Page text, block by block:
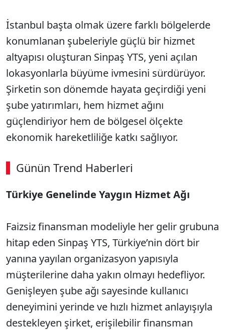
İstanbul başta olmak üzere farklı bölgelerde
konumlanan şubeleriyle güçlü bir hizmet
altyapısı oluşturan Sinpaş YTS, yeni açılan
lokasyonlarla büyüme ivmesini sürdürüyor.
Şirketin son dönemde hayata geçirdiği yeni
şube yatırımları, hem hizmet ağını
güçlendiriyor hem de bölgesel ölçekte
ekonomik hareketliliğe katkı sağlıyor.
Günün Trend Haberleri
SÖZCÜ SON DAKİKA
Türkiye Genelinde Yaygın Hizmet Ağı
Faizsiz finansman modeliyle her gelir grubuna
hitap eden Sinpaş YTS, Türkiye’nin dört bir
yanına yayılan organizasyon yapısıyla
müşterilerine daha yakın olmayı hedefliyor.
Genişleyen şube ağı sayesinde kullanıcı
deneyimini yerinde ve hızlı hizmet anlayışıyla
destekleyen şirket, erişilebilir finansman